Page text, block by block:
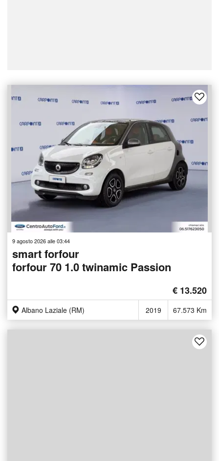
9 agosto 2026 alle 03:44
smart forfour
forfour 70 1.0 twinamic Passion
€ 13.520
Albano Laziale (RM) 2019 67.573 Km